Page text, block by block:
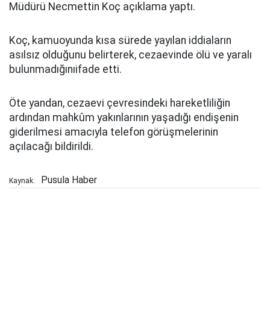
Müdürü Necmettin Koç açıklama yaptı.
Koç, kamuoyunda kısa sürede yayılan iddiaların
asılsız olduğunu belirterek, cezaevinde ölü ve yaralı
bulunmadığınıifade etti.
Öte yandan, cezaevi çevresindeki hareketliliğin
ardından mahkûm yakınlarının yaşadığı endişenin
giderilmesi amacıyla telefon görüşmelerinin
açılacağı bildirildi.
Kaynak: Pusula Haber